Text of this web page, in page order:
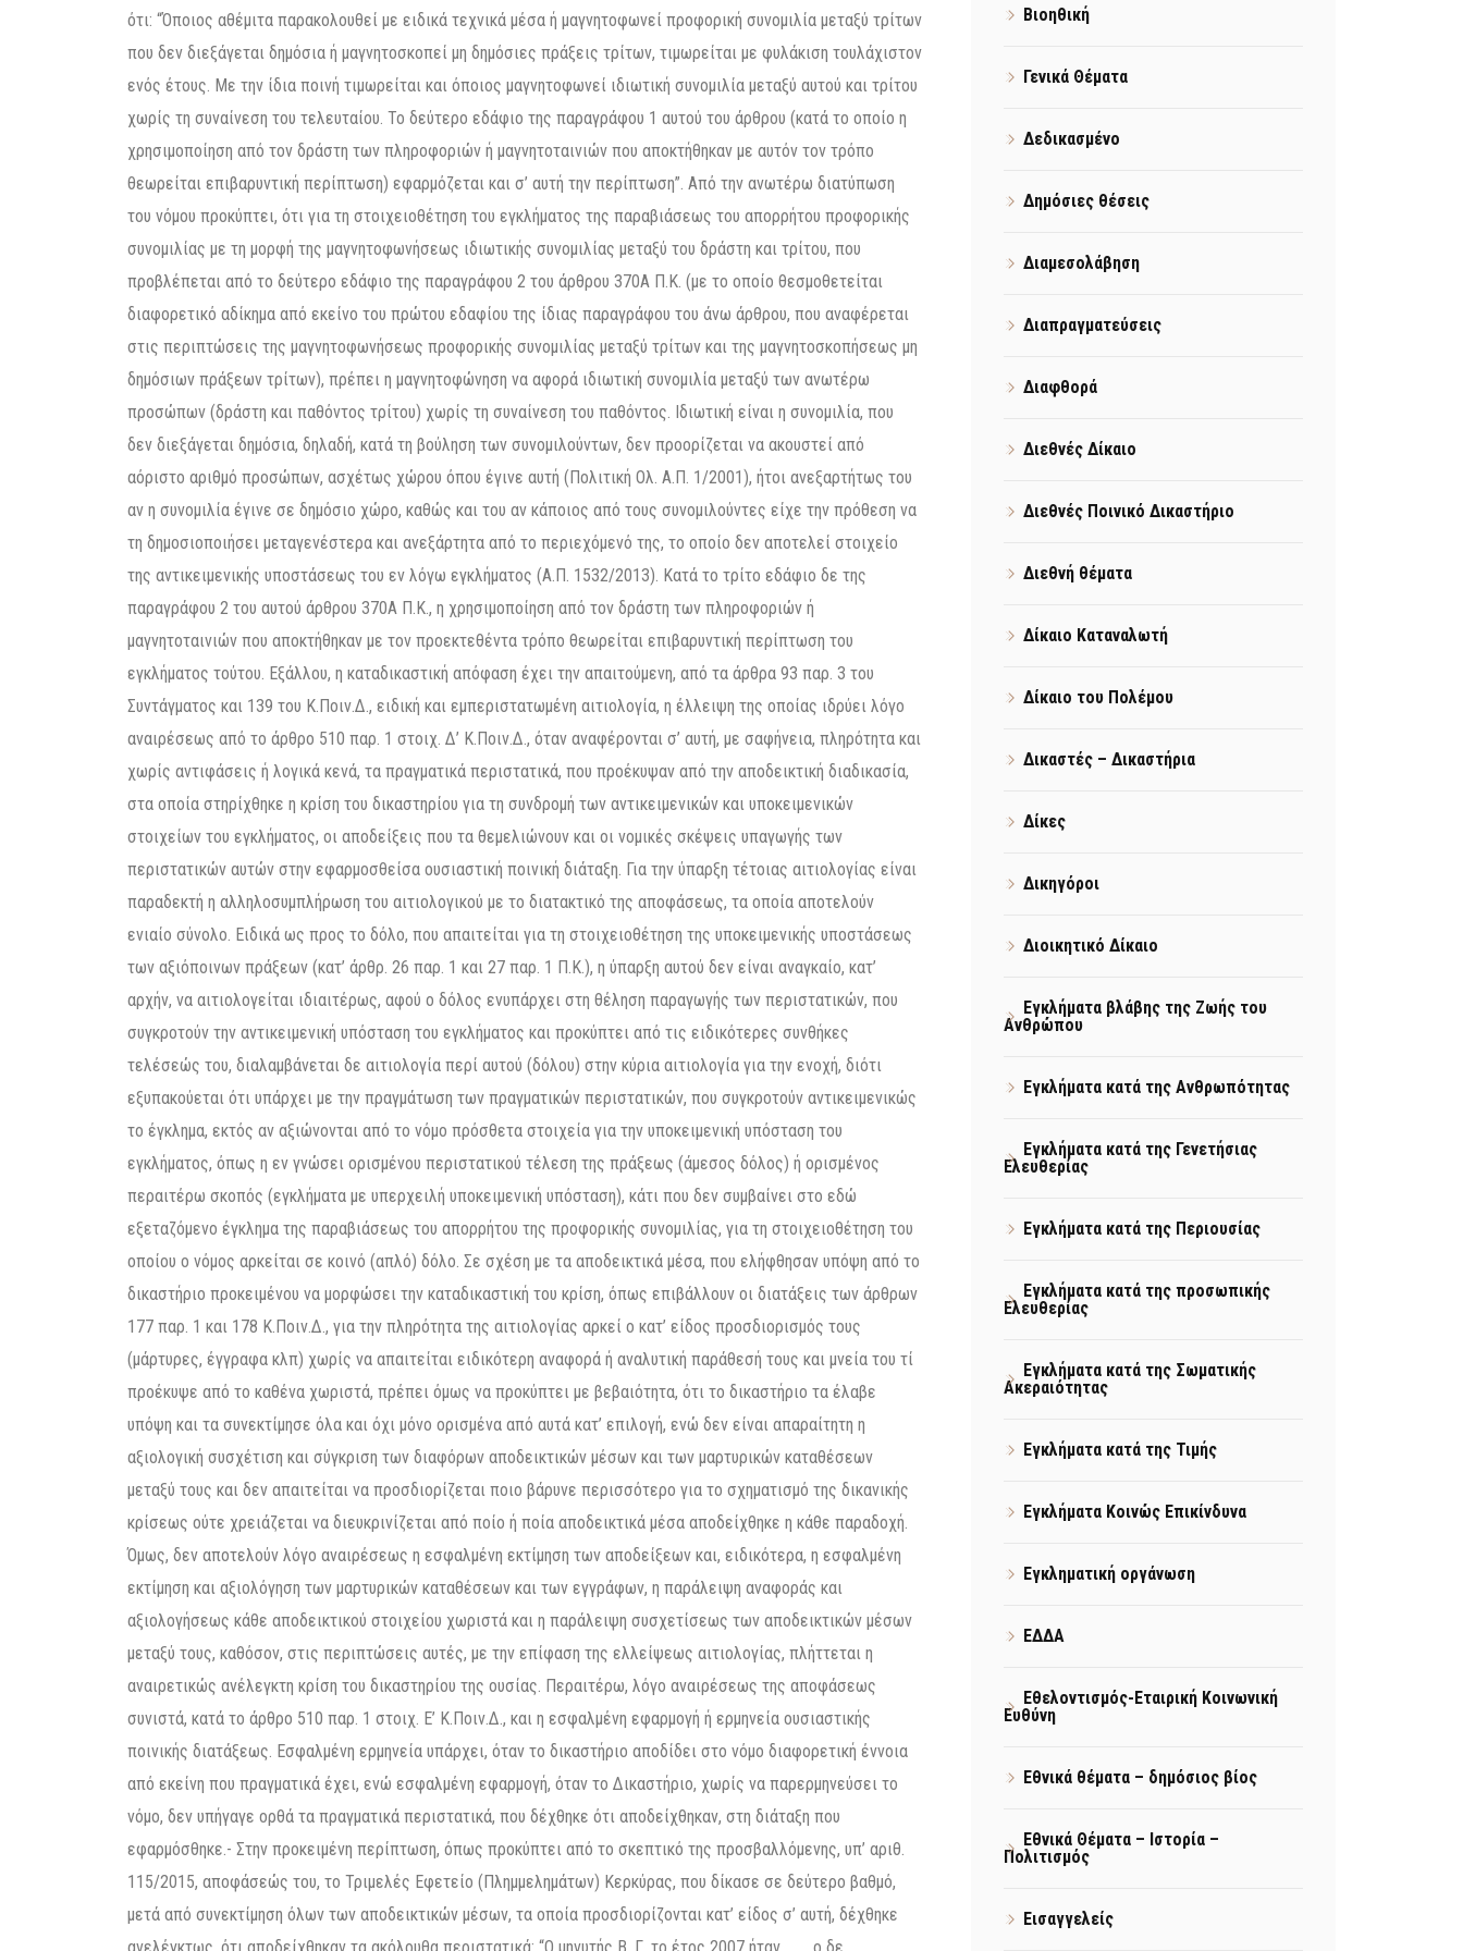
Βιοηθική
Γενικά Θέματα
Δεδικασμένο
Δημόσιες θέσεις
Διαμεσολάβηση
Διαπραγματεύσεις
Διαφθορά
Διεθνές Δίκαιο
Διεθνές Ποινικό Δικαστήριο
Διεθνή θέματα
Δίκαιο Καταναλωτή
Δίκαιο του Πολέμου
Δικαστές – Δικαστήρια
Δίκες
Δικηγόροι
Διοικητικό Δίκαιο
Εγκλήματα βλάβης της Ζωής του
Ανθρώπου
Εγκλήματα κατά της Ανθρωπότητας
Εγκλήματα κατά της Γενετήσιας
Ελευθερίας
Εγκλήματα κατά της Περιουσίας
Εγκλήματα κατά της προσωπικής
Ελευθερίας
Εγκλήματα κατά της Σωματικής
Ακεραιότητας
Εγκλήματα κατά της Τιμής
Εγκλήματα Κοινώς Επικίνδυνα
Εγκληματική οργάνωση
ΕΔΔΑ
Εθελοντισμός-Εταιρική Κοινωνική
Ευθύνη
Εθνικά θέματα – δημόσιος βίος
Εθνικά Θέματα – Ιστορία –
Πολιτισμός
Εισαγγελείς